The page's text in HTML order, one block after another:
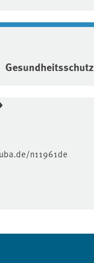
Gesundheitsschutz
n11961de